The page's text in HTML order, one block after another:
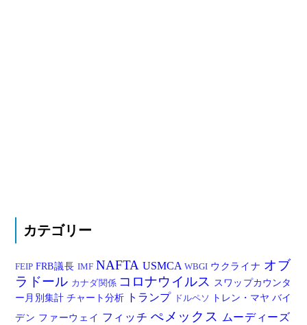
カテゴリー
FEIPFRB議長IMF NAFTA USMCAWBGI ウクライナ オブ
ラドール カナダ関係 コロナウイルス スワップカウンタ
ー月別集計 チャート分析 トランプ ドルペソ トレン・マヤバイ
デン ファーウェイ フィッチぺメックス ムーディーズ